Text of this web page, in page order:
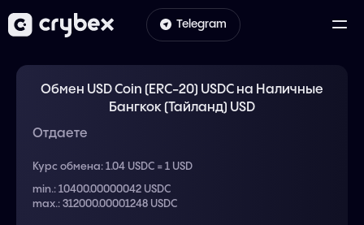
Telegram
Обмен USD Coin (ERC-20) USDC на Наличные
Бангкок (Тайланд) USD
Отдаете
Курс обмена: 1.04 USDC = 1 USD
min.: 10400.00000042 USDC
max.: 312000.00001248 USDC